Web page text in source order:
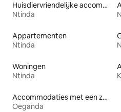
Huisdiervriendelijke accommodaties
Ntinda
Appartementen
Ntinda
Woningen
Ntinda
Accommodaties met een zwembad
Oeganda